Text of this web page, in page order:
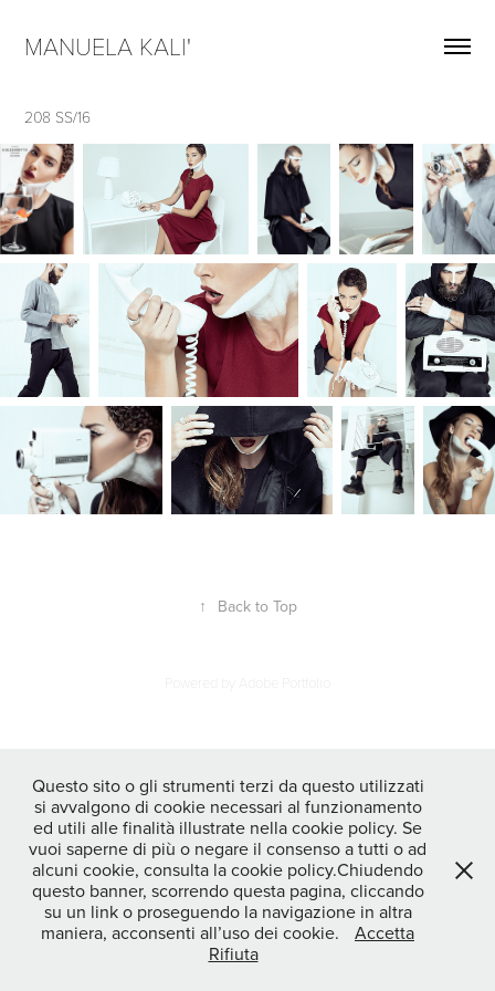
MANUELA KALI'
208 SS/16
↑ Back to Top
Questo sito o gli strumenti terzi da questo utilizzati
si avvalgono di cookie necessari al funzionamento
ed utili alle finalità illustrate nella cookie policy. Se
vuoi saperne di più o negare il consenso a tutti o ad
alcuni cookie, consulta la cookie policy.Chiudendo
questo banner, scorrendo questa pagina, cliccando
su un link o proseguendo la navigazione in altra
maniera, acconsenti all’uso dei cookie.
Accetta
Rifiuta